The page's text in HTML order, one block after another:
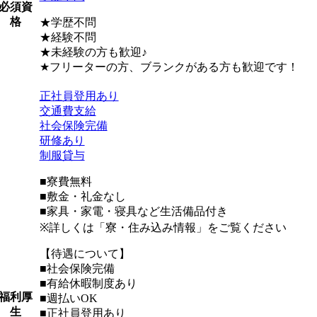
須資
格
★学歴不問
★経験不問
★未経験の方も歓迎♪
★フリーターの方、ブランクがある方も歓迎です！
利厚
生
正社員登用あり
交通費支給
社会保険完備
研修あり
制服貸与
■寮費無料
■敷金・礼金なし
■家具・家電・寝具など生活備品付き
※詳しくは「寮・住み込み情報」をご覧ください
【待遇について】
■社会保険完備
■有給休暇制度あり
■週払いOK
■正社員登用あり